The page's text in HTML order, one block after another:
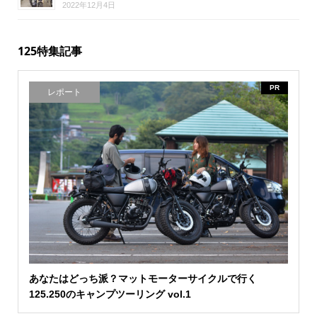
2022年12月4日
125特集記事
レポート PR
あなたはどっち派？マットモーターサイクルで行く
125.250のキャンプツーリング vol.1